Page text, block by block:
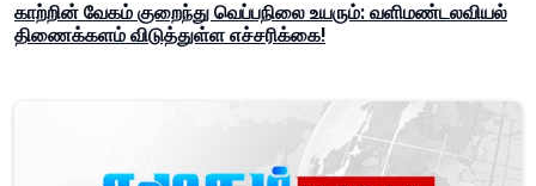
காற்றின் வேகம் குறைந்து வெப்பநிலை உயரும்: வளிமண்டலவியல்
திணைக்களம் விடுத்துள்ள எச்சரிக்கை!